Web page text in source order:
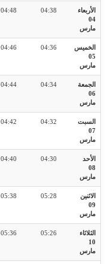
الأربعاء
04
مارس
04:38
04:48
الخميس
05
مارس
04:36
04:46
الجمعة
06
مارس
04:34
04:44
السبت
07
مارس
04:32
04:42
الأحد
08
مارس
04:30
04:40
الاثنين
09
مارس
05:28
05:38
الثلاثاء
10
مارس
05:26
05:36